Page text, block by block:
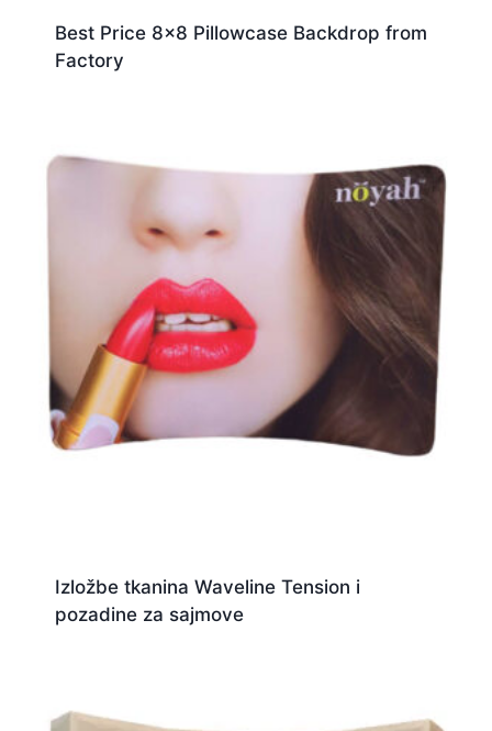
Best Price 8×8 Pillowcase Backdrop from
Factory
Izložbe tkanina Waveline Tension i
pozadine za sajmove